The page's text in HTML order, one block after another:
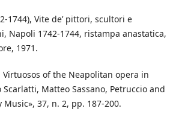
1744), Vite de’ pittori, scultori e
Napoli 1742-1744, ristampa anastatica,
1971.
Virtuosos of the Neapolitan opera in
Matteo Sassano, Petruccio and
Music», 37, n. 2, pp. 187-200.